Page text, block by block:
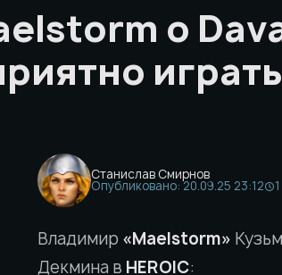
о
Станислав Смирнов
Опубликовано: 20.09.25 23:12
Владимир «Maelstorm»
Декмина в HEROIC: